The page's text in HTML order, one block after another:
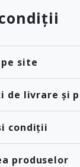
site
de livrare și
condiții
produselor